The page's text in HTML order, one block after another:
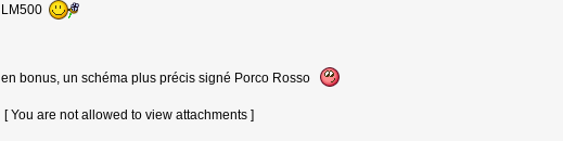
LM500
en bonus, un schéma plus précis signé Porco Rosso
[ You are not allowed to view attachments ]